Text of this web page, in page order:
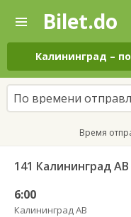
—
Поиск
и
покупка
билетов
на
автобус
онлайн
Bilet.do
Калининград –
По времени
Время
141 Калининград
6:00
Калининград АВ